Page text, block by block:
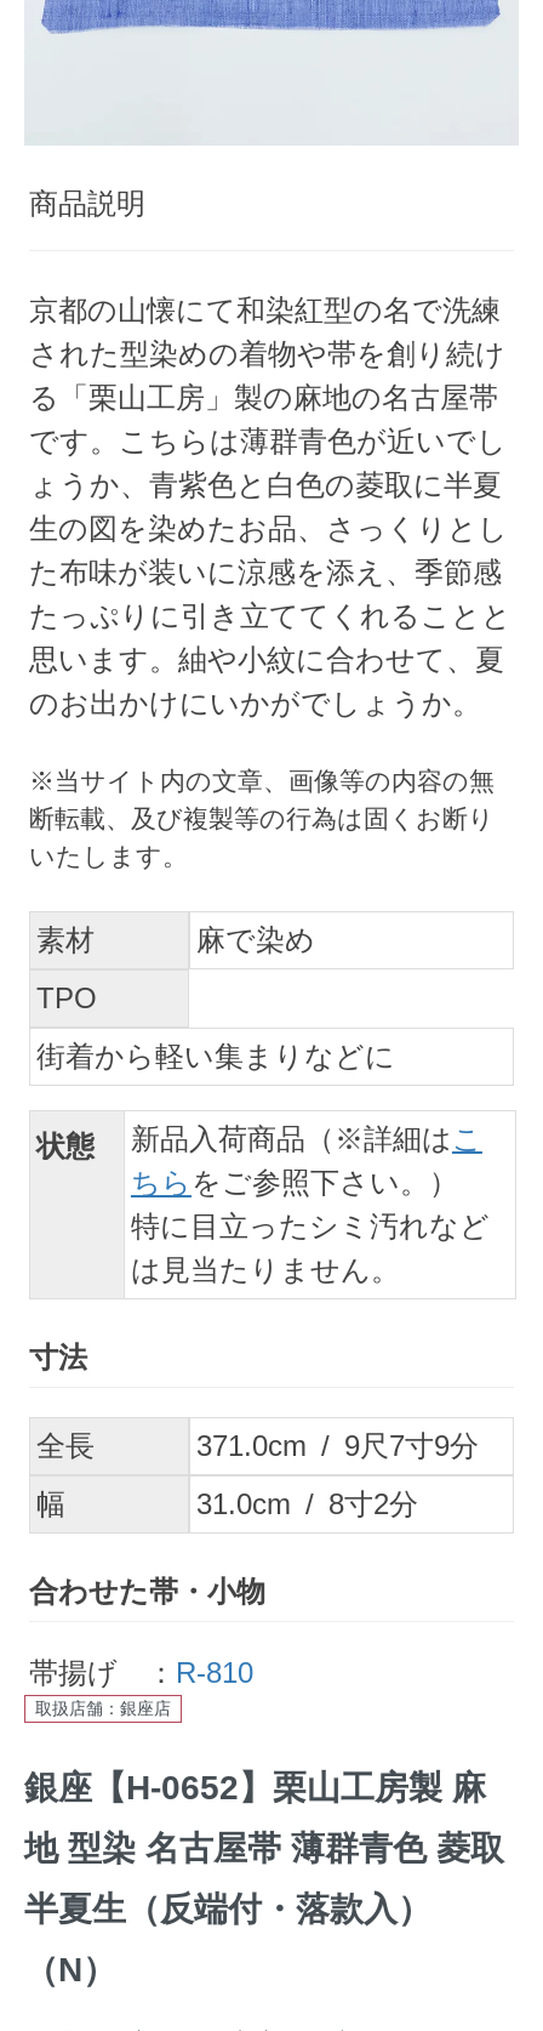
商品説明
京都の山懐にて和染紅型の名で洗練
された型染めの着物や帯を創り続け
る「栗山工房」製の麻地の名古屋帯
です。こちらは薄群青色が近いでし
ょうか、青紫色と白色の菱取に半夏
生の図を染めたお品、さっくりとし
た布味が装いに涼感を添え、季節感
たっぷりに引き立ててくれることと
思います。紬や小紋に合わせて、夏
のお出かけにいかがでしょうか。
素材
麻で染め
TPO
街着から軽い集まりなどに
状態 新品入荷商品（※詳細は こ
ちら をご参照下さい。）
特に目立ったシミ汚れなど
は見当たりません。
寸法
全長 371.0cm / 9尺7寸9分
幅
31.0cm / 8寸2分
合わせた帯・小物
帯揚げ ： R-810
取扱店舗：銀座店
銀座【H-0652】栗山工房製 麻
地 型染 名古屋帯 薄群青色 菱取
半夏生（反端付・落款入）
（N）